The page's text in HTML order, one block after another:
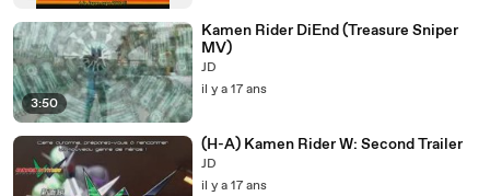
3:50
Kamen Rider DiEnd (Treasure Sniper
MV)
JD
il y a 17 ans
(H-A) Kamen Rider W: Second Trailer
JD
il y a 17 ans